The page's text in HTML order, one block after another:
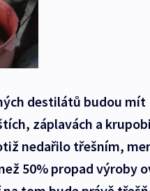
destilátů budou mít
záplavách a
nedařilo třešním,
50% propad výroby